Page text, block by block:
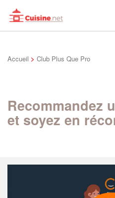
Accueil > Club Plus Que Pro
Recommandez
et soyez en